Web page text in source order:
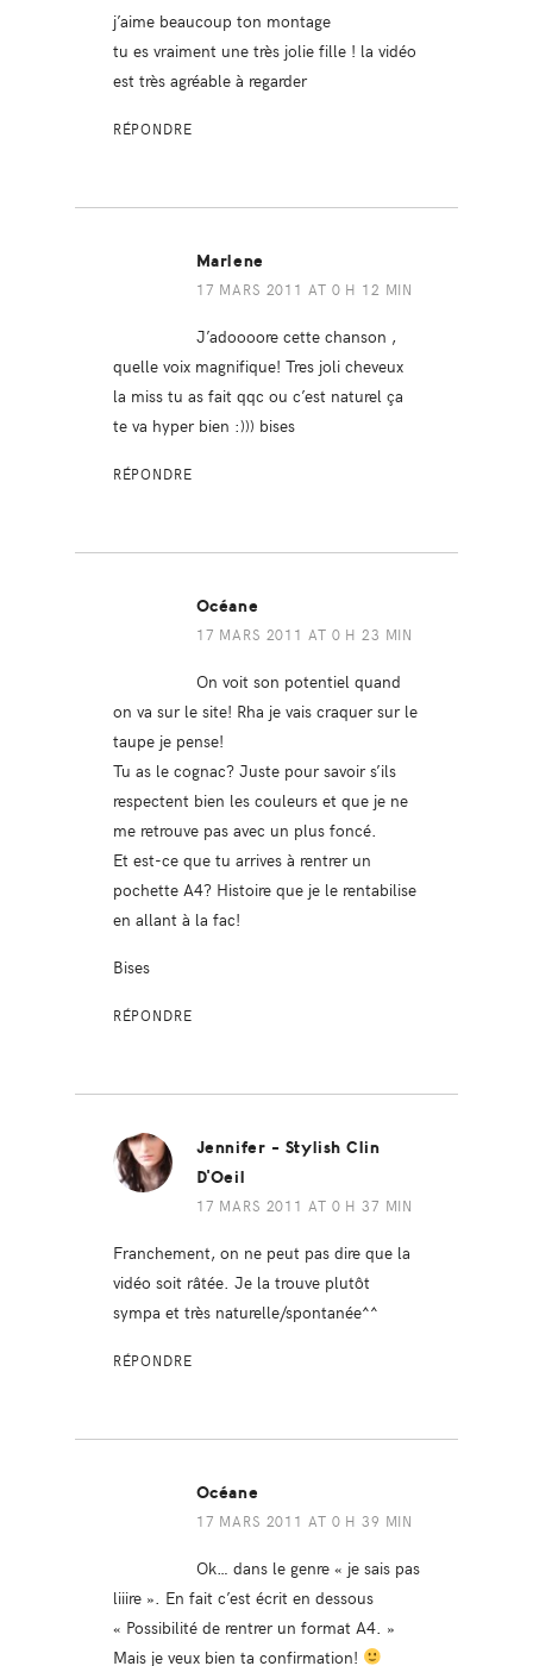
j’aime beaucoup ton montage
tu es vraiment une très jolie fille ! la vidéo
est très agréable à regarder
RÉPONDRE
Marlene
17 MARS 2011 AT 0 H 12 MIN
J’adoooore cette chanson ,
quelle voix magnifique! Tres joli cheveux
la miss tu as fait qqc ou c’est naturel ça
te va hyper bien :))) bises
RÉPONDRE
Océane
17 MARS 2011 AT 0 H 23 MIN
On voit son potentiel quand
on va sur le site! Rha je vais craquer sur le
taupe je pense!
Tu as le cognac? Juste pour savoir s’ils
respectent bien les couleurs et que je ne
me retrouve pas avec un plus foncé.
Et est-ce que tu arrives à rentrer un
pochette A4? Histoire que je le rentabilise
en allant à la fac!
Bises
RÉPONDRE
Jennifer - Stylish Clin
D'Oeil
17 MARS 2011 AT 0 H 37 MIN
Franchement, on ne peut pas dire que la
vidéo soit râtée. Je la trouve plutôt
sympa et très naturelle/spontanée^^
RÉPONDRE
Océane
17 MARS 2011 AT 0 H 39 MIN
Ok… dans le genre « je sais pas
liiire ». En fait c’est écrit en dessous
« Possibilité de rentrer un format A4. »
Mais je veux bien ta confirmation!